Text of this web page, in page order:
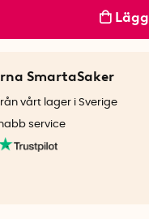
SmartaSaker
vårt lager i Sverige
service